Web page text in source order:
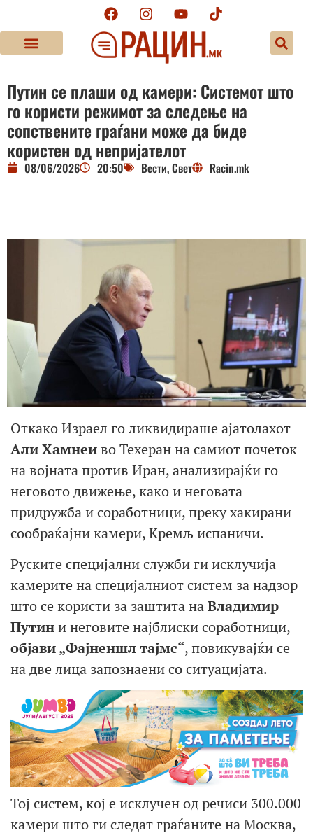
Путин се плаши од камери: Системот што
го користи режимот за следење на
сопствените граѓани може да биде
користен од непријателот
08/06/2026 20:50 Вести,Свет Racin.mk
Откако Израел го ликвидираше ајатолахот
Али Хамнеиво Техеран на самиот почеток
на војната против Иран, анализирајќи го
неговото движење, како и неговата
придружба и соработници, преку хакирани
сообраќајни камери, Кремљ испаничи.
Руските специјални служби ги исклучија
камерите на специјалниот систем за надзор
што се користи за заштита наВладимир
Путини неговите најблиски соработници,
објави „Фајненшл тајмс“, повикувајќи се
на две лица запознаени со ситуацијата.
Тој систем, кој е исклучен од речиси 300.000
камери што ги следат граѓаните на Москва,